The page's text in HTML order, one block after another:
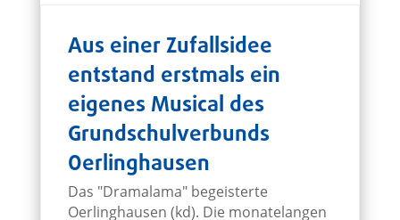
Aus einer Zufallsidee
entstand erstmals ein
eigenes Musical des
Grundschulverbunds
Oerlinghausen
Das "Dramalama" begeisterte
Oerlinghausen (kd). Die monatelangen